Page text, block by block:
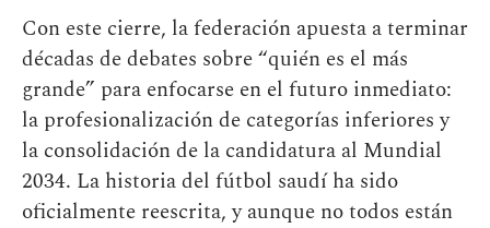
Con este cierre, la federación apuesta a terminar
décadas de debates sobre “quién es el más
grande” para enfocarse en el futuro inmediato:
la profesionalización de categorías inferiores y
la consolidación de la candidatura al Mundial
2034. La historia del fútbol saudí ha sido
oficialmente reescrita, y aunque no todos están